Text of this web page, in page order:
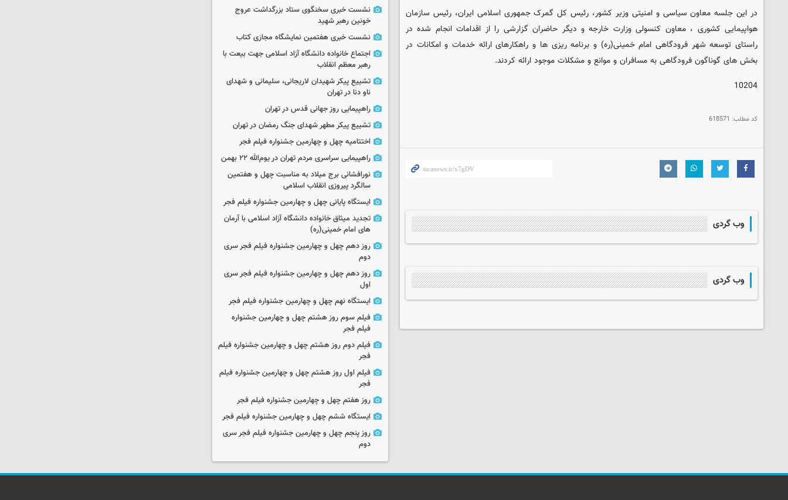
در این جلسه معاون سیاسی و امنیتی وزیر کشور، رئیس کل گمرک جمهوری اسلامی ایران، رئیس سازمان
هواپیمایی کشوری ، معاون کنسولی وزارت خارجه و دیگر حاضران گزارشی را از اقدامات انجام شده در
راستای توسعه شهر فرودگاهی امام خمینی(ره) و برنامه ریزی ها و راهکارهای ارائه خدمات و امکانات در
بخش های گوناگون فرودگاهی به مسافران و موانع و مشکلات موجود ارائه کردند.
10204
کد مطلب: 618571
وب گردی
وب گردی
نشست خبری سخنگوی ستاد بزرگداشت عروج
خونین رهبر شهید
نشست خبری هفتمین نمایشگاه مجازی کتاب
اجتماع خانواده دانشگاه آزاد اسلامی جهت بیعت با
رهبر معظم انقلاب
تشییع پیکر شهیدان لاریجانی، سلیمانی و شهدای
ناو دنا در تهران
راهپیمایی روز جهانی قدس در تهران
تشییع پیکر مطهر شهدای جنگ رمضان در تهران
اختتامیه چهل و چهارمین جشنواره فیلم فجر
راهپیمایی سراسری مردم تهران در یوم‌الله ۲۲ بهمن
نورافشانی برج میلاد به مناسبت چهل‌ و هفتمین
سالگرد پیروزی انقلاب اسلامی
ایستگاه پایانی چهل و چهارمین جشنواره فیلم فجر
تجدید میثاق خانواده دانشگاه آزاد اسلامی با آرمان
های امام خمینی(ره)
روز دهم چهل و چهارمین جشنواره فیلم فجر سری
دوم
روز دهم چهل و چهارمین جشنواره فیلم فجر سری
اول
ایستگاه نهم چهل و چهارمین جشنواره فیلم فجر
فیلم سوم روز هشتم چهل و چهارمین جشنواره
فیلم فجر
فیلم دوم روز هشتم چهل و چهارمین جشنواره فیلم
فجر
فیلم اول روز هشتم چهل و چهارمین جشنواره فیلم
فجر
روز هفتم چهل و چهارمین جشنواره فیلم فجر
ایستگاه ششم چهل و چهارمین جشنواره فیلم فجر
روز پنجم چهل و چهارمین جشنواره فیلم فجر سری
دوم